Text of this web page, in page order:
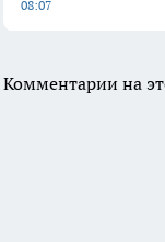
08:07
Комментарии на